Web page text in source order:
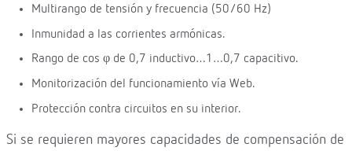
Multirango de tensión y frecuencia (50/60 Hz)
Inmunidad a las corrientes armónicas.
Rango de cos φ de 0,7 inductivo…1…0,7 capacitivo.
Monitorización del funcionamiento vía Web.
Protección contra circuitos en su interior.
Si se requieren mayores capacidades de compensación de